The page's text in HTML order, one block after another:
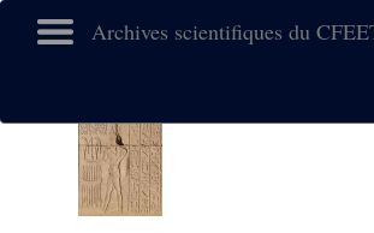
Archives scientifiques du